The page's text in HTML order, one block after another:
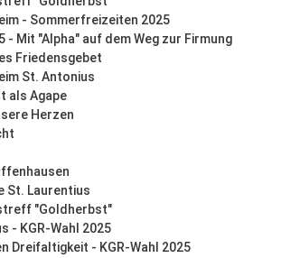
- Sommerfreizeiten 2025
- Mit "Alpha" auf dem Weg zur Firmung
Friedensgebet
St. Antonius
als Agape
Herzen
St. Laurentius
"Goldherbst"
- KGR-Wahl 2025
Dreifaltigkeit - KGR-Wahl 2025